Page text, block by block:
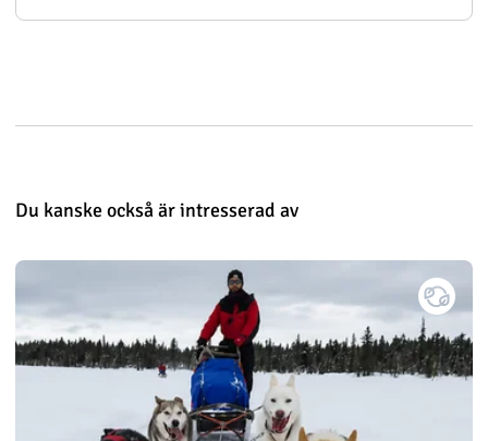
Du kanske också är intresserad av